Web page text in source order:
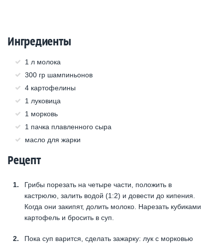
Ингредиенты
1 л молока
300 гр шампиньонов
4 картофелины
1 луковица
1 морковь
1 пачка плавленного сыра
масло для жарки
Рецепт
Грибы порезать на четыре части, положить в
кастрюлю, залить водой (1:2) и довести до кипения.
Когда они закипят, долить молоко. Нарезать кубиками
картофель и бросить в суп.
Пока суп варится, сделать зажарку: лук с морковью